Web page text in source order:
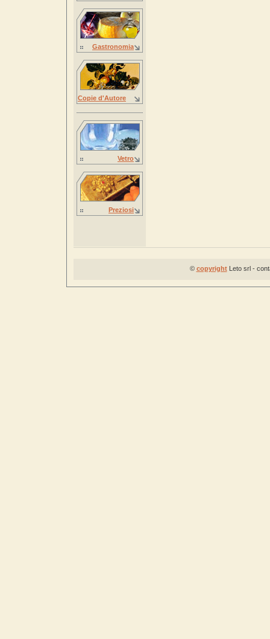
Gastronomia
Copie d'Autore
Vetro
Preziosi
© copyrightLeto srl -